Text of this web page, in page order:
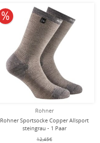
Rohner
Rohner Sportsocke Copper Allsport
steingrau - 1 Paar
12,45€
10% reduziert